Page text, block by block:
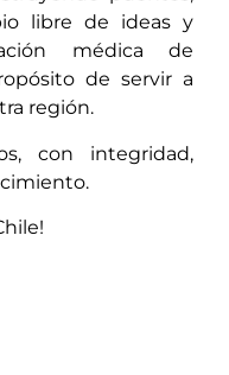
libre de ideas y
médica de
de servir a
región.
con integridad,